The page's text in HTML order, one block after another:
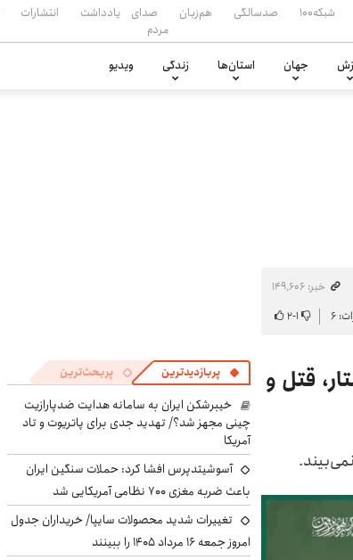
شبکه۱۰۰ صدسالگی هم‌زبان
صدای
مردم
یادداشت انتشارات
جهان استان‌ها زندگی ویدیو
خبر: ۱۴۹٬۶۰۶
۶ ۱-۲
قتل و
پربازدیدترین پربحث‌ترین
خیبرشکن ایران به سامانه هدایت ضدپارازیت
چینی مجهز شد؟/ تهدید جدی برای پاتریوت و تاد
آمریکا
آسوشیتدپرس افشا کرد: حملات سنگین ایران
باعث ضربه مغزی ۷۰۰ نظامی آمریکایی شد
تغییرات شدید محصولات سایپا/ خریداران جدول
امروز جمعه ۱۶ مرداد ۱۴۰۵ را ببینند